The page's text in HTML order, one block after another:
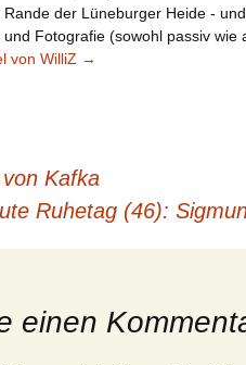
Rande der Lüneburger Heide -
und Fotografie (sowohl passiv wie
von WilliZ →
von Kafka
Ruhetag (46):
einen